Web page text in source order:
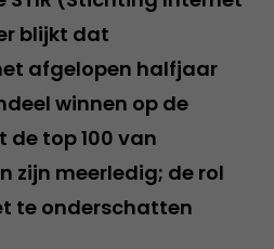
blijkt dat
afgelopen halfjaar
winnen op de
de top 100 van
zijn meerledig; de rol
te onderschatten